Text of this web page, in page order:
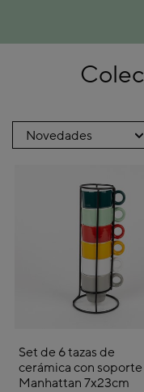
Set de 6 tazas de
cerámica con soporte
Manhattan 7x23cm